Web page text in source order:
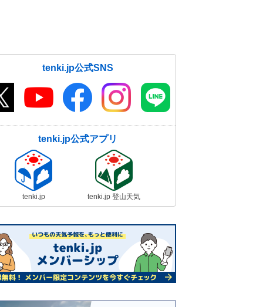
tenki.jp公式SNS
tenki.jp公式アプリ
tenki.jp tenki.jp 登山天気